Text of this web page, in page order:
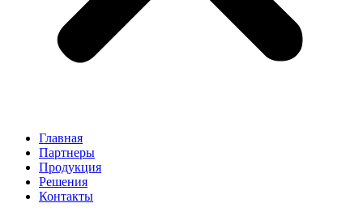
Главная
Партнеры
Продукция
Решения
Контакты